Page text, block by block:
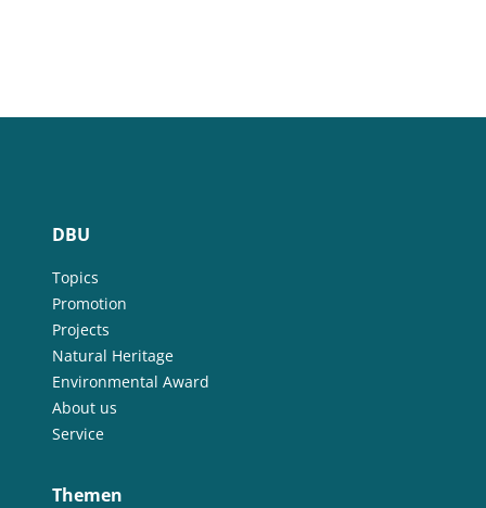
DBU
Topics
Promotion
Projects
Natural Heritage
Environmental Award
About us
Service
Themen